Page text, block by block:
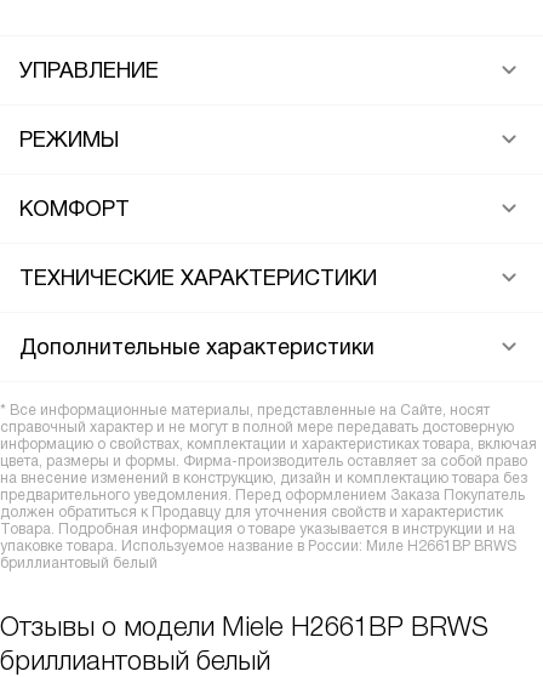
УПРАВЛЕНИЕ
РЕЖИМЫ
КОМФОРТ
ТЕХНИЧЕСКИЕ ХАРАКТЕРИСТИКИ
Дополнительные характеристики
* Все информационные материалы, представленные на Сайте, носят
справочный характер и не могут в полной мере передавать достоверную
информацию о свойствах, комплектации и характеристиках товара, включая
цвета, размеры и формы. Фирма-производитель оставляет за собой право
на внесение изменений в конструкцию, дизайн и комплектацию товара без
предварительного уведомления. Перед оформлением Заказа Покупатель
должен обратиться к Продавцу для уточнения свойств и характеристик
Товара. Подробная информация о товаре указывается в инструкции и на
упаковке товара. Используемое название в России: Миле H2661BP BRWS
бриллиантовый белый
Отзывы о модели Miele H2661BP BRWS
бриллиантовый белый